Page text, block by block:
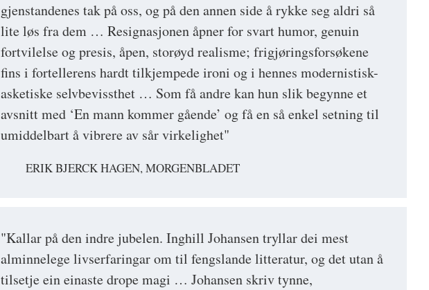
gjenstandenes tak på oss, og på den annen side å rykke seg aldri så
lite løs fra dem … Resignasjonen åpner for svart humor, genuin
fortvilelse og presis, åpen, storøyd realisme; frigjøringsforsøkene
fins i fortellerens hardt tilkjempede ironi og i hennes modernistisk-
asketiske selvbevissthet … Som få andre kan hun slik begynne et
avsnitt med ‘En mann kommer gående’ og få en så enkel setning til
umiddelbart å vibrere av sår virkelighet"
ERIK BJERCK HAGEN, MORGENBLADET
"Kallar på den indre jubelen. Inghill Johansen tryllar dei mest
alminnelege livserfaringar om til fengslande litteratur, og det utan å
tilsetje ein einaste drope magi … Johansen skriv tynne,